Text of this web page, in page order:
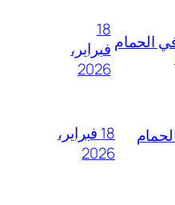
الحمام
18
فبراير،
2026
18 فبراير،
2026